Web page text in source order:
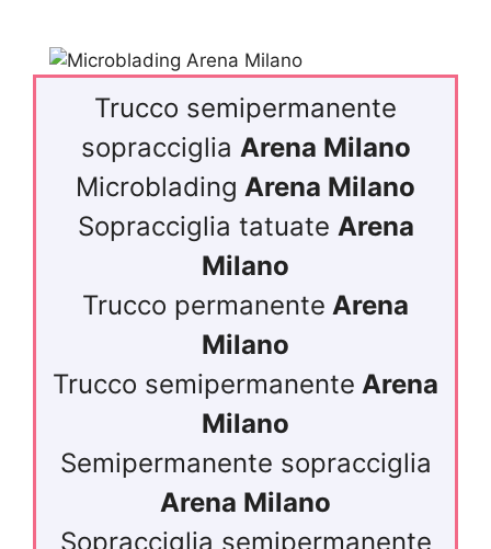
Trucco semipermanente
sopracciglia Arena Milano
Microblading Arena Milano
Sopracciglia tatuate Arena
Milano
Trucco permanente Arena
Milano
Trucco semipermanente Arena
Milano
Semipermanente sopracciglia
Arena Milano
Sopracciglia semipermanente